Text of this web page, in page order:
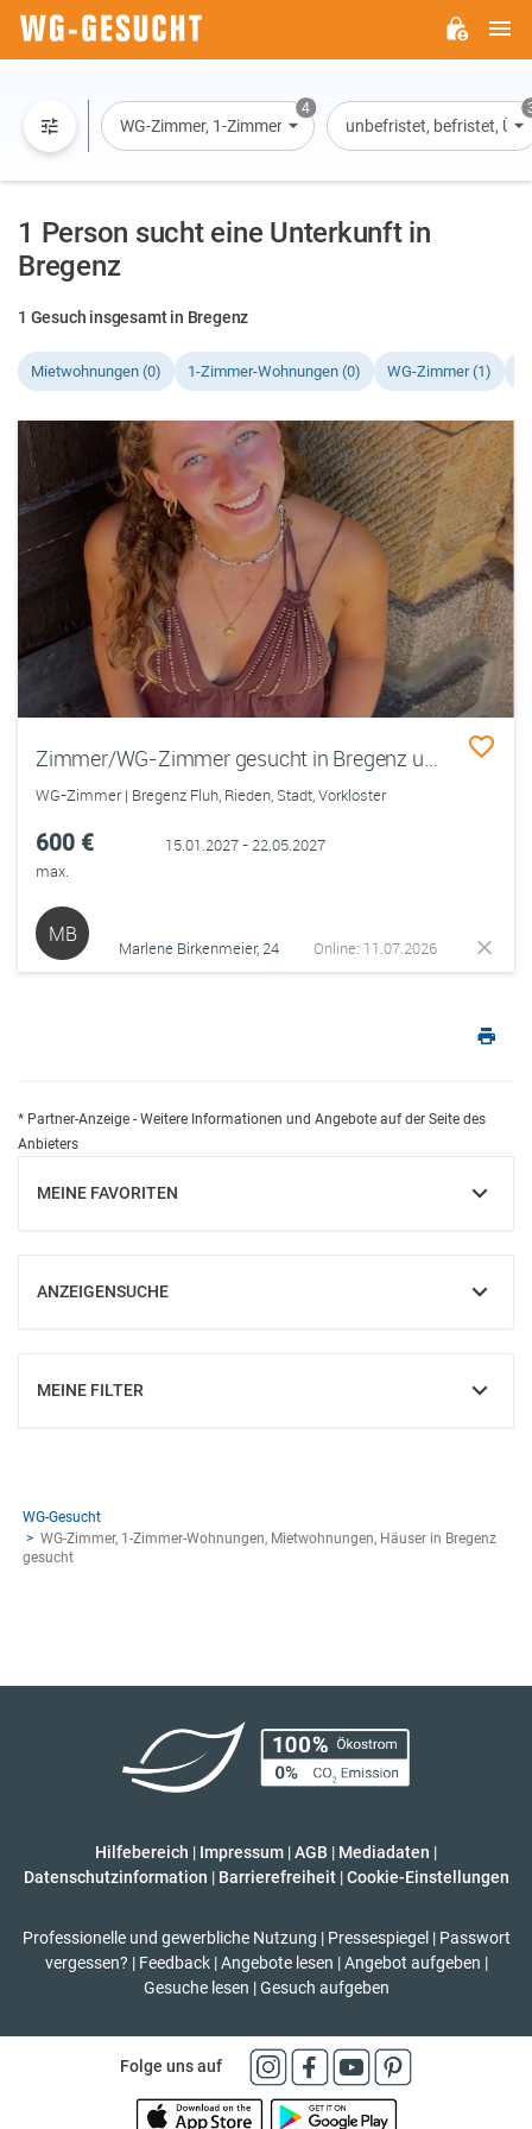
4
WG-Zimmer, 1-Zimmer-Wohnung, Wohnung, Haus
unbefristet, befristet,
1 Person sucht eine Unterkunft in
Bregenz
1 Gesuch insgesamt in Bregenz
Mietwohnungen (0) 1-Zimmer-Wohnungen (0) WG-Zimmer (1)
Zimmer/WG-Zimmer gesucht in Bregenz und Umgebung
WG-Zimmer | Bregenz Fluh, Rieden, Stadt, Vorkloster
600 €
max.
15.01.2027 - 22.05.2027
MB
Marlene Birkenmeier, 24 Online: 11.07.2026
* Partner-Anzeige - Weitere Informationen und Angebote auf der Seite des
Anbieters
MEINE FAVORITEN
EINBLENDEN
ANZEIGENSUCHE
EINBLENDEN
MEINE FILTER
EINBLENDEN
WG-Gesucht
WG-Zimmer, 1-Zimmer-Wohnungen, Mietwohnungen, Häuser in Bregenz
gesucht
Hilfebereich | Impressum |AGB | Mediadaten |
Datenschutzinformation | Barrierefreiheit | Cookie-Einstellungen
Professionelle und gewerbliche Nutzung | Pressespiegel | Passwort
vergessen? | Feedback | Angebote lesen | Angebot aufgeben |
Gesuche lesen | Gesuch aufgeben
Folge uns auf